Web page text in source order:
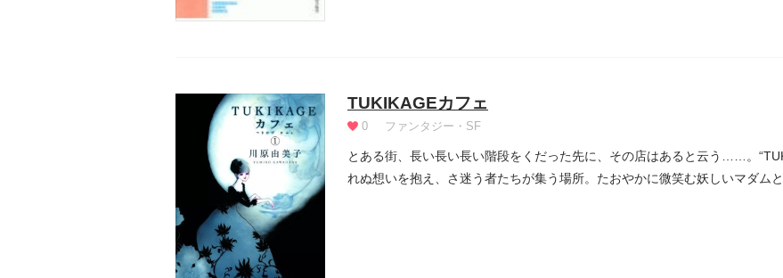
TUKIKAGEカフェ
0 ファンタジー・SF
とある街、長い長い長い階段をくだった先に、その店はあると云う……。
れぬ想いを抱え、さ迷う者たちが集う場所。たおやかに微笑む妖しいマダム